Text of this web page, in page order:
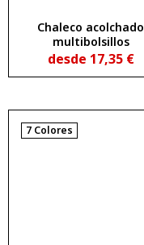
Chaleco acolchado
multibolsillos
desde 17,35 €
7 Colores